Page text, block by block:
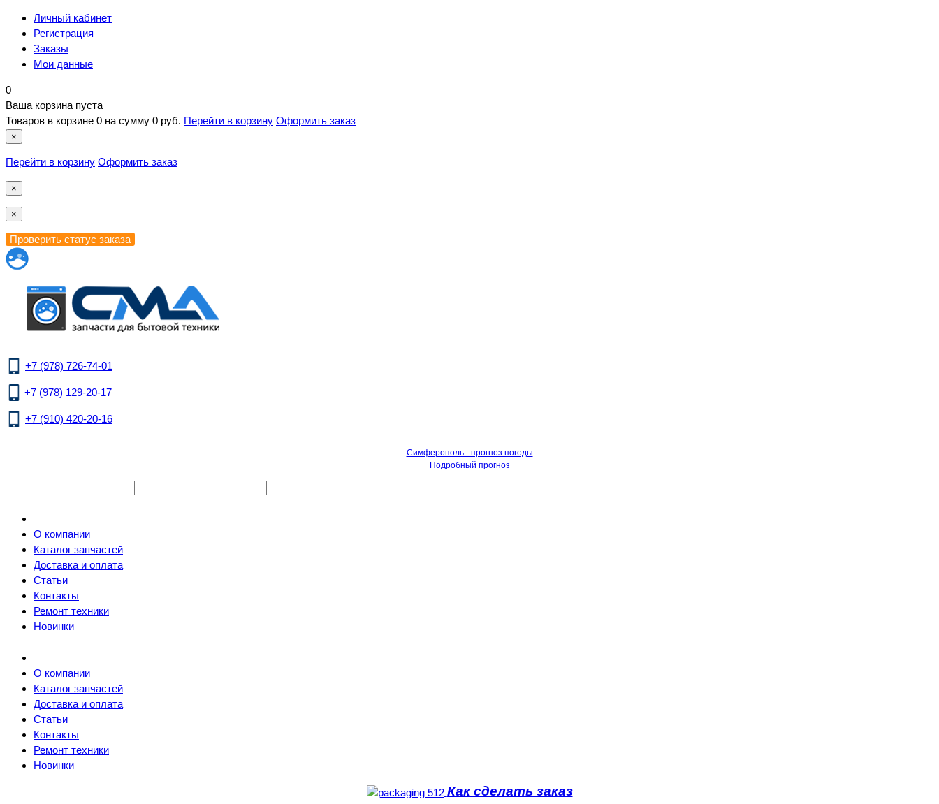
Личный кабинет
Регистрация
Заказы
Мои данные
0
Ваша корзина пуста
Товаров в корзине 0 на сумму 0 руб. Перейти в корзину Оформить заказ
×
Перейти в корзину Оформить заказ
×
×
+7 (978) 726-74-01
+7 (978) 129-20-17
+7 (910) 420-20-16
Симферополь - прогноз погоды
Подробный прогноз
О компании
Каталог запчастей
Доставка и оплата
Статьи
Контакты
Ремонт техники
Новинки
О компании
Каталог запчастей
Доставка и оплата
Статьи
Контакты
Ремонт техники
Новинки
Как сделать заказ